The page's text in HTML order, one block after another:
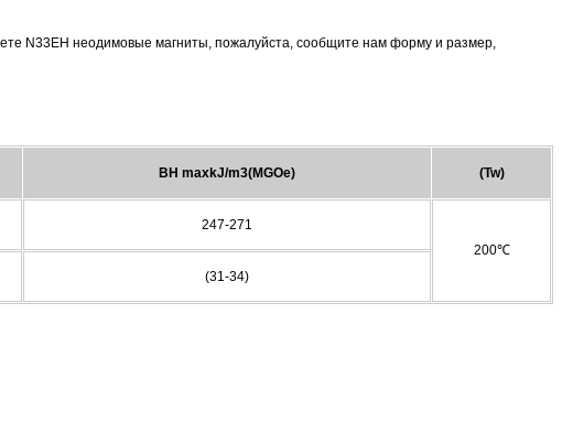
N33EH неодимовые магниты, пожалуйста, сообщите нам форму и размер,
BH maxkJ/m3(MGOe) (Tw)
247-271
200℃
(31-34)